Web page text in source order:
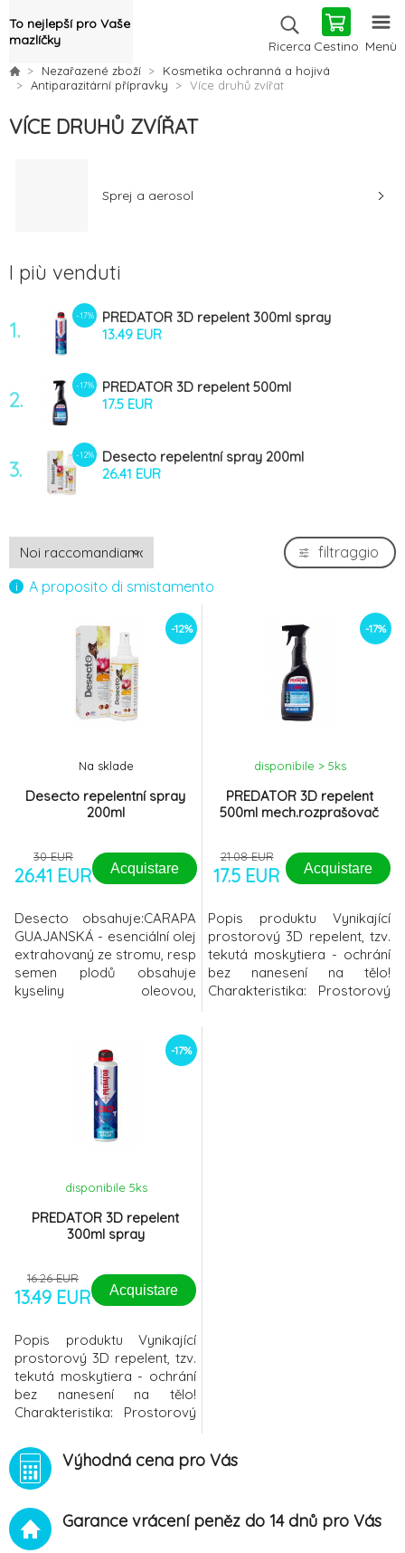
To nejlepší pro Vaše
mazlíčky
Ricerca Cestino Menù
Nezařazené zboží
Kosmetika ochranná a hojivá
Antiparazitární přípravky
Více druhů zvířat
VÍCE DRUHŮ ZVÍŘAT
Sprej a aerosol
I più venduti
1.
-17%
PREDATOR 3D repelent 300ml spray
13.49 EUR
2.
-17%
PREDATOR 3D repelent 500ml
mech.rozprašovač
17.5 EUR
3.
-12%
Desecto repelentní spray 200ml
26.41 EUR
A proposito di smistamento
filtraggio
-12%
Desecto repelentní spray
200ml
Na sklade
30 EUR
26.41 EUR Acquistare
Desecto obsahuje:CARAPA
GUAJANSKÁ - esenciální olej
extrahovaný ze stromu, resp
semen plodů obsahuje
kyseliny oleovou,
postižené místo po kousnutí
hmyzem má zklidňující a
antioxidační účinky.
HŘEBÍČEK - díky vysokému
obsahu polyfenolů a
flavonoidů má esenciální
-17%
PREDATOR 3D repelent
500ml mech.rozprašovač
disponibile > 5ks
21.08 EUR
17.5 EUR Acquistare
Popis produktu Vynikající
prostorový 3D repelent, tzv.
tekutá moskytiera - ochrání
bez nanesení na tělo!
Charakteristika: Prostorový
-17%
PREDATOR 3D repelent
300ml spray
disponibile 5ks
16.26 EUR
13.49 EUR Acquistare
Popis produktu Vynikající
prostorový 3D repelent, tzv.
tekutá moskytiera - ochrání
bez nanesení na tělo!
Charakteristika: Prostorový
insekticid s repelentním
účinkem - obsah 300 ml.
Perfektně účinkuje proti:
muchničkám, mouchám,
čmelíkům, potemníkům,
Výhodná cena pro Vás
Garance vrácení peněz do 14 dnů pro Vás